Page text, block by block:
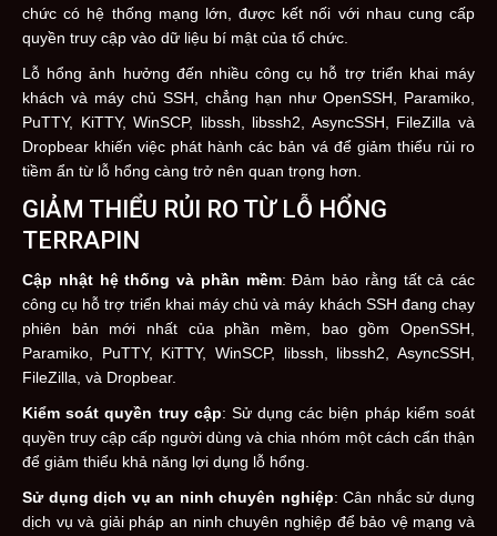
chức có hệ thống mạng lớn, được kết nối với nhau cung cấp
quyền truy cập vào dữ liệu bí mật của tổ chức.
Lỗ hổng ảnh hưởng đến nhiều công cụ hỗ trợ triển khai máy
khách và máy chủ SSH, chẳng hạn như OpenSSH, Paramiko,
PuTTY, KiTTY, WinSCP, libssh, libssh2, AsyncSSH, FileZilla và
Dropbear khiến việc phát hành các bản vá để giảm thiểu rủi ro
tiềm ẩn từ lỗ hổng càng trở nên quan trọng hơn.
GIẢM THIỂU RỦI RO TỪ LỖ HỔNG
TERRAPIN
Cập nhật hệ thống và phần mềm: Đảm bảo rằng tất cả các
công cụ hỗ trợ triển khai máy chủ và máy khách SSH đang chạy
phiên bản mới nhất của phần mềm, bao gồm OpenSSH,
Paramiko, PuTTY, KiTTY, WinSCP, libssh, libssh2, AsyncSSH,
FileZilla, và Dropbear.
Kiểm soát quyền truy cập: Sử dụng các biện pháp kiểm soát
quyền truy cập cấp người dùng và chia nhóm một cách cẩn thận
để giảm thiểu khả năng lợi dụng lỗ hổng.
Sử dụng dịch vụ an ninh chuyên nghiệp: Cân nhắc sử dụng
dịch vụ và giải pháp an ninh chuyên nghiệp để bảo vệ mạng và